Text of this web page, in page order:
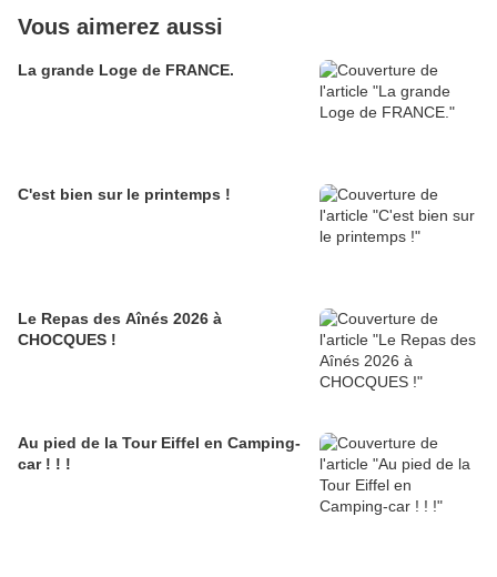
Vous aimerez aussi
La grande Loge de FRANCE.
C'est bien sur le printemps !
Le Repas des Aînés 2026 à
CHOCQUES !
Au pied de la Tour Eiffel en Camping-
car ! ! !